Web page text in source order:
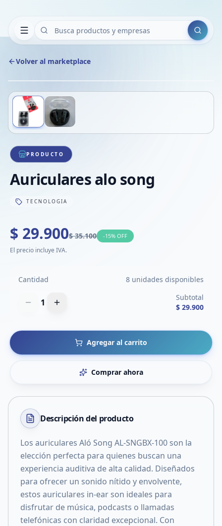
Buscar
Volver al marketplace
1/2
PRODUCTO
Auriculares alo song
TECNOLOGIA
$ 29.900$ 35.100 -15% OFF
El precio incluye IVA.
Cantidad 8 unidades disponibles
1
Subtotal
$ 29.900
Agregar al carrito
Comprar ahora
Descripción del producto
Los auriculares Aló Song AL-SNGBX-100 son la
elección perfecta para quienes buscan una
experiencia auditiva de alta calidad. Diseñados
para ofrecer un sonido nítido y envolvente,
estos auriculares in-ear son ideales para
disfrutar de música, podcasts o llamadas
telefónicas con claridad excepcional. Con